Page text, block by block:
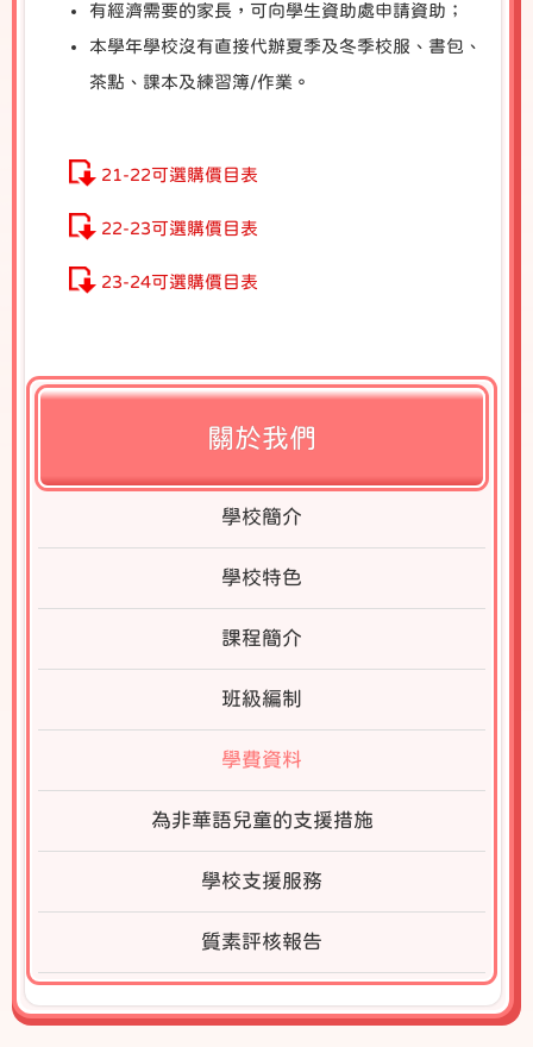
有經濟需要的家長，可向學生資助處申請資助；
本學年學校沒有直接代辦夏季及冬季校服、書包、
茶點、課本及練習簿/作業。
21-22可選購價目表
22-23可選購價目表
23-24可選購價目表
關於我們
學校簡介
學校特色
課程簡介
班級編制
學費資料
為非華語兒童的支援措施
學校支援服務
質素評核報告